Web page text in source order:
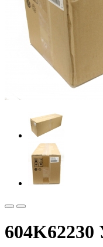
604K62230